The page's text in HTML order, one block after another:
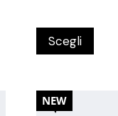
Scegli
20%
NEW